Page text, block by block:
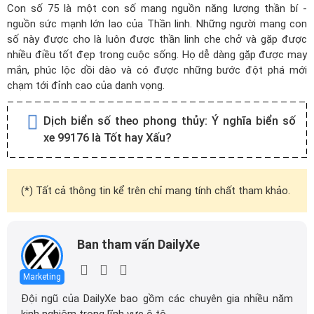
Con số 75 là một con số mang nguồn năng lượng thần bí -
nguồn sức mạnh lớn lao của Thần linh. Những người mang con
số này được cho là luôn được thần linh che chở và gặp được
nhiều điều tốt đẹp trong cuộc sống. Họ dễ dàng gặp được may
mắn, phúc lộc dồi dào và có được những bước đột phá mới
chạm tới đỉnh cao của danh vọng.
Dịch biển số theo phong thủy: Ý nghĩa biển số
xe 99176 là Tốt hay Xấu?
(*) Tất cả thông tin kể trên chỉ mang tính chất tham khảo.
Marketing
Ban tham vấn DailyXe
Đội ngũ của DailyXe bao gồm các chuyên gia nhiều năm